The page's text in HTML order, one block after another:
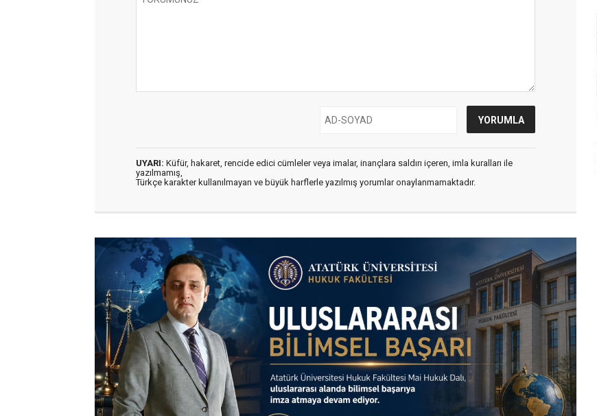
UYARI: Küfür, hakaret, rencide edici cümleler veya imalar, inançlara saldırı içeren, imla kuralları ile
yazılmamış,
Türkçe karakter kullanılmayan ve büyük harflerle yazılmış yorumlar onaylanmamaktadır.